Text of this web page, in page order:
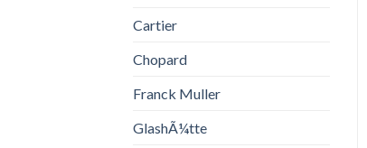
Cartier
Chopard
Franck Muller
GlashÃ¼tte